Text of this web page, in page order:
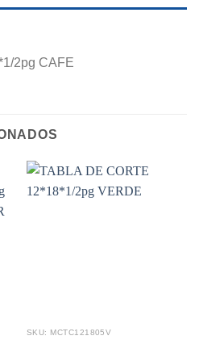
2pg CAFE
SKU: MCTC121805V